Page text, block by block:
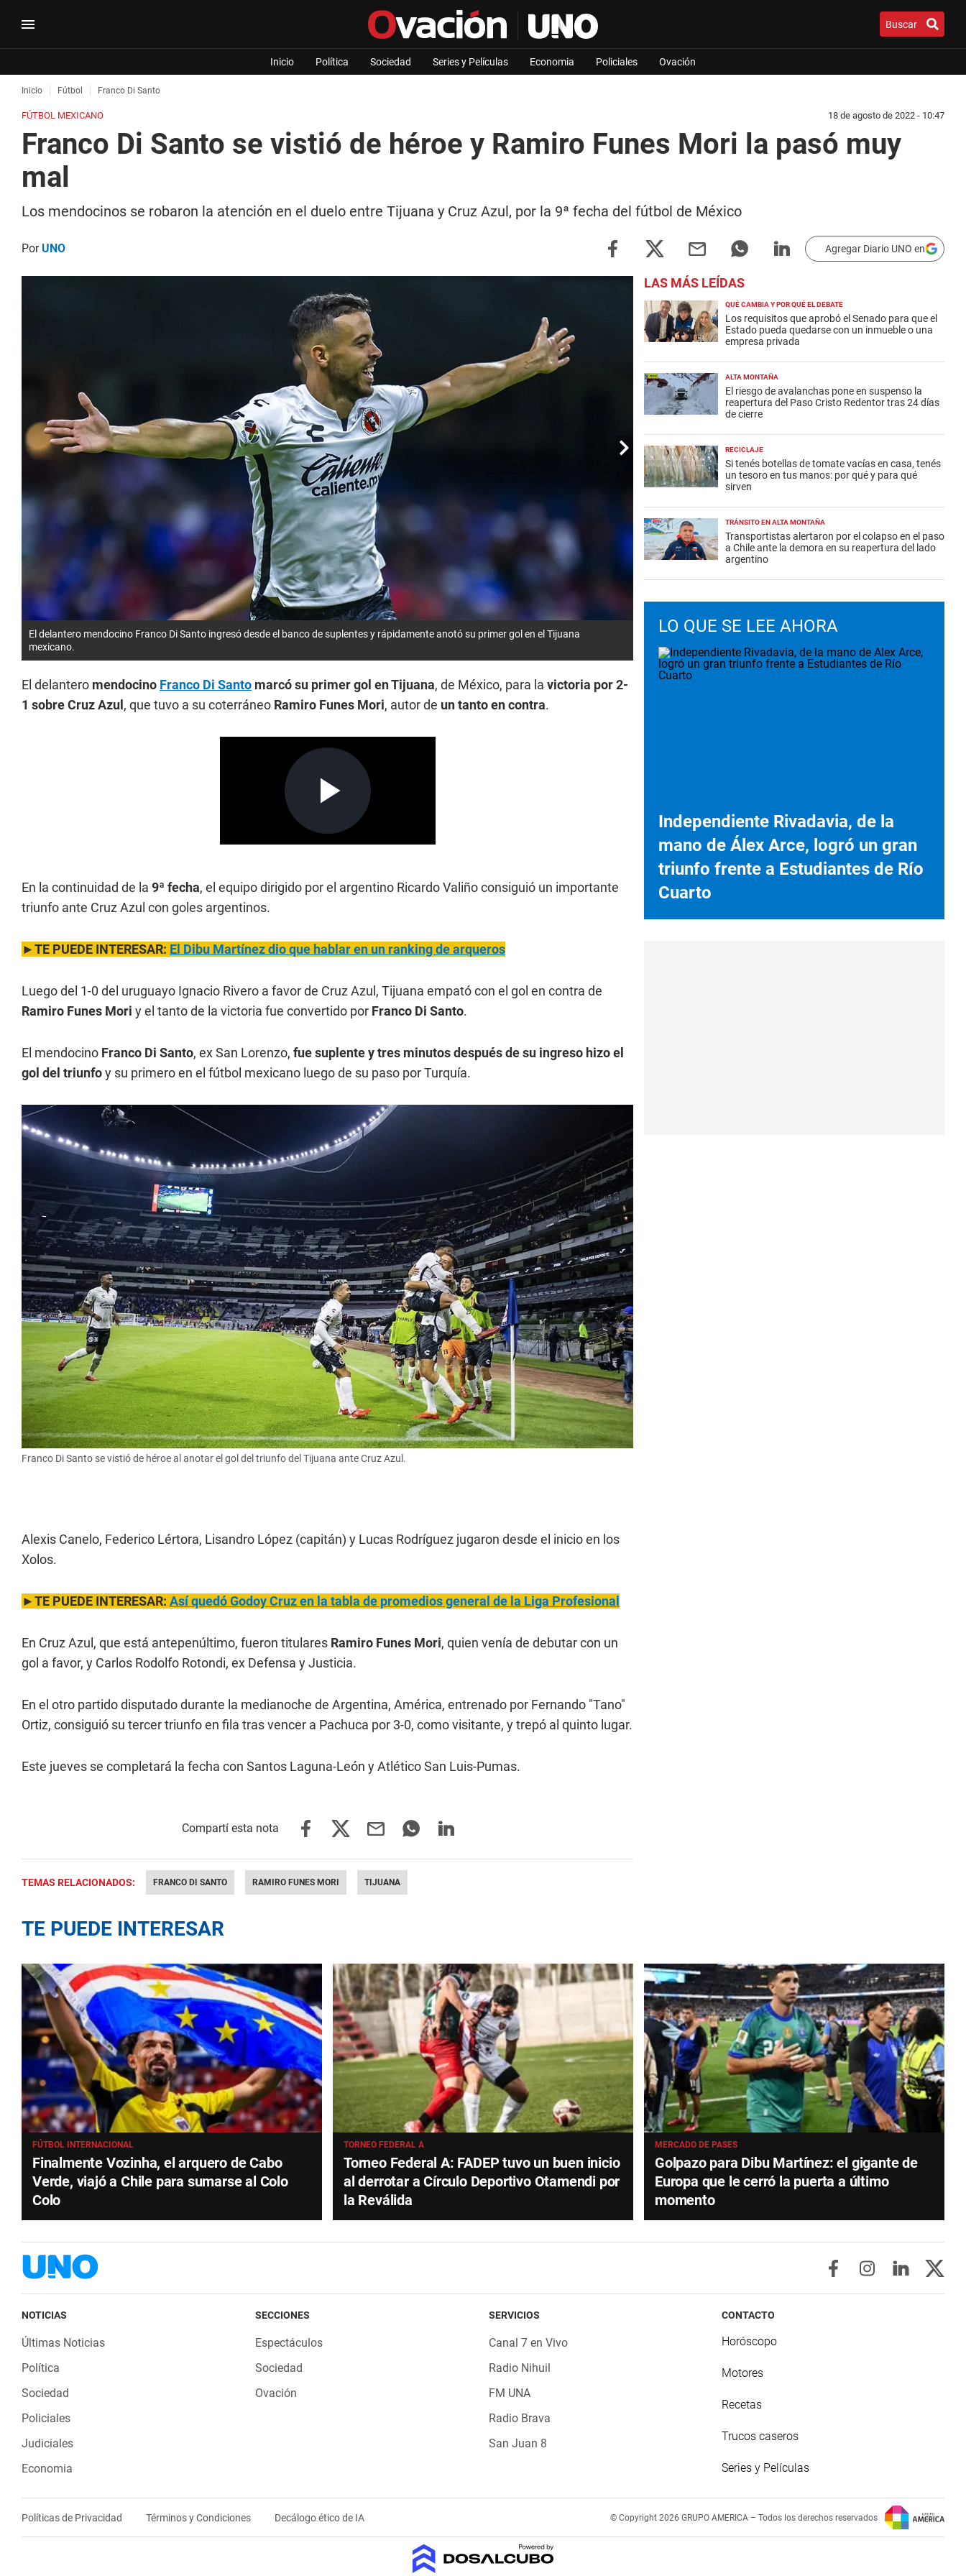
Buscar
Inicio Política Sociedad Series y Películas Economia Policiales Ovación
Inicio Fútbol Franco Di Santo
FÚTBOL MEXICANO 18 de agosto de 2022 - 10:47
Franco Di Santo se vistió de héroe y Ramiro Funes Mori la pasó muy
mal
Los mendocinos se robaron la atención en el duelo entre Tijuana y Cruz Azul, por la 9ª fecha del fútbol de México
PorUNO Agregar Diario UNO en
El delantero mendocino Franco Di Santo ingresó desde el banco de suplentes y rápidamente anotó su primer gol en el Tijuana
mexicano.
El delantero mendocino Franco Di Santo marcó su primer gol en Tijuana, de México, para la victoria por 2-
1 sobre Cruz Azul, que tuvo a su coterráneo Ramiro Funes Mori, autor de un tanto en contra.
En la continuidad de la 9ª fecha, el equipo dirigido por el argentino Ricardo Valiño consiguió un importante
triunfo ante Cruz Azul con goles argentinos.
►TE PUEDE INTERESAR: El Dibu Martínez dio que hablar en un ranking de arqueros
Luego del 1-0 del uruguayo Ignacio Rivero a favor de Cruz Azul, Tijuana empató con el gol en contra de
Ramiro Funes Mori y el tanto de la victoria fue convertido por Franco Di Santo.
El mendocino Franco Di Santo, ex San Lorenzo, fue suplente y tres minutos después de su ingreso hizo el
gol del triunfoy su primero en el fútbol mexicano luego de su paso por Turquía.
Franco Di Santo se vistió de héroe al anotar el gol del triunfo del Tijuana ante Cruz Azul.
Alexis Canelo, Federico Lértora, Lisandro López (capitán) y Lucas Rodríguez jugaron desde el inicio en los
Xolos.
►TE PUEDE INTERESAR: Así quedó Godoy Cruz en la tabla de promedios general de la Liga Profesional
En Cruz Azul, que está antepenúltimo, fueron titulares Ramiro Funes Mori, quien venía de debutar con un
gol a favor, y Carlos Rodolfo Rotondi, ex Defensa y Justicia.
En el otro partido disputado durante la medianoche de Argentina, América, entrenado por Fernando "Tano"
Ortiz, consiguió su tercer triunfo en fila tras vencer a Pachuca por 3-0, como visitante, y trepó al quinto lugar.
Este jueves se completará la fecha con Santos Laguna-León y Atlético San Luis-Pumas.
TEMAS RELACIONADOS: FRANCO DI SANTO RAMIRO FUNES MORI TIJUANA
LAS MÁS LEÍDAS
QUÉ CAMBIA Y POR QUÉ EL DEBATE
Los requisitos que aprobó el Senado para que el
Estado pueda quedarse con un inmueble o una
empresa privada
ALTA MONTAÑA
El riesgo de avalanchas pone en suspenso la
reapertura del Paso Cristo Redentor tras 24 días
de cierre
RECICLAJE
Si tenés botellas de tomate vacías en casa, tenés
un tesoro en tus manos: por qué y para qué
sirven
TRÁNSITO EN ALTA MONTAÑA
Transportistas alertaron por el colapso en el paso
a Chile ante la demora en su reapertura del lado
argentino
LO QUE SE LEE AHORA
Independiente Rivadavia, de la
mano de Álex Arce, logró un gran
triunfo frente a Estudiantes de Río
Cuarto
TE PUEDE INTERESAR
FÚTBOL INTERNACIONAL
Finalmente Vozinha, el arquero de Cabo
Verde, viajó a Chile para sumarse al Colo
Colo
TORNEO FEDERAL A
Torneo Federal A: FADEP tuvo un buen inicio
al derrotar a Círculo Deportivo Otamendi por
la Reválida
MERCADO DE PASES
Golpazo para Dibu Martínez: el gigante de
Europa que le cerró la puerta a último
momento
NOTICIAS
Últimas Noticias
Política
Sociedad
Policiales
Judiciales
Economia
SECCIONES
Espectáculos
Sociedad
Ovación
SERVICIOS
Canal 7 en Vivo
Radio Nihuil
FM UNA
Radio Brava
San Juan 8
CONTACTO
Horóscopo
Motores
Recetas
Trucos caseros
Series y Películas
Políticas de Privacidad Términos y Condiciones Decálogo ético de IA © Copyright 2026 GRUPO AMERICA – Todos los derechos reservados